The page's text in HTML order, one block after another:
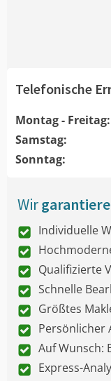
Telefonische
Montag - Freitag:
Samstag:
Sonntag:
Wir
Individuelle
Qualifizierte
Schnelle
Größtes
Persönlicher
Auf Wunsch:
Express-